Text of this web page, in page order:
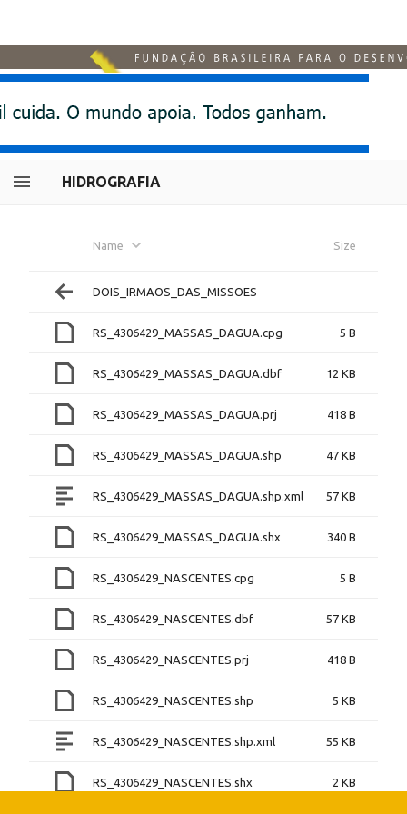
HIDROGRAFIA
Name Size
DOIS_IRMAOS_DAS_MISSOES
RS_4306429_MASSAS_DAGUA.cpg 5 B
RS_4306429_MASSAS_DAGUA.dbf 12 KB
RS_4306429_MASSAS_DAGUA.prj 418 B
RS_4306429_MASSAS_DAGUA.shp 47 KB
RS_4306429_MASSAS_DAGUA.shp.xml 57 KB
RS_4306429_MASSAS_DAGUA.shx 340 B
RS_4306429_NASCENTES.cpg 5 B
RS_4306429_NASCENTES.dbf 57 KB
RS_4306429_NASCENTES.prj 418 B
RS_4306429_NASCENTES.shp 5 KB
RS_4306429_NASCENTES.shp.xml 55 KB
RS_4306429_NASCENTES.shx 2 KB